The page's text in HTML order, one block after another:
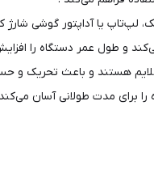
و طول عمر دستگاه را
هستند و باعث تحریک و